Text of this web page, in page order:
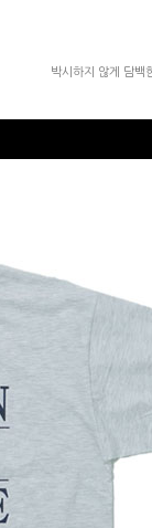
박시하지 않게 담백